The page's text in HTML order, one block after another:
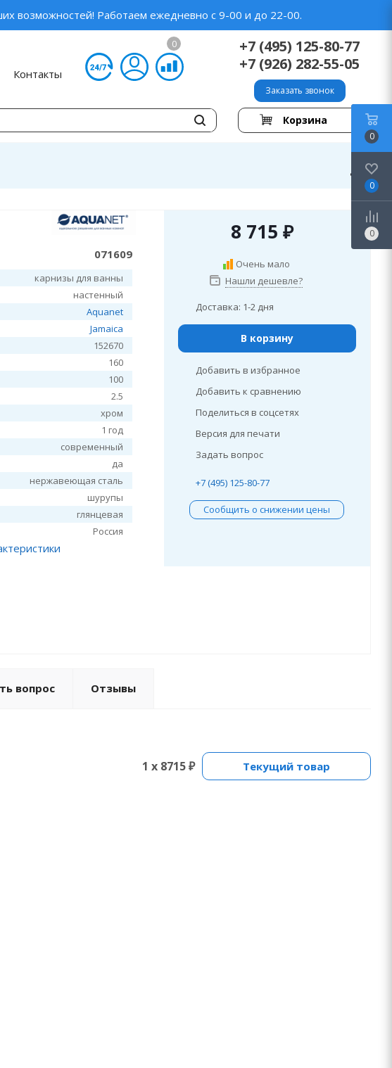
возможностей! Работаем ежедневно с 9-00 и до 22-00.
Контакты
0
+7 (495) 125-80-77
+7 (926) 282-55-05
Заказать звонок
Корзина
071609
карнизы для ванны
настенный
Aquanet
Jamaica
152670
160
100
2.5
хром
1 год
современный
да
нержавеющая сталь
шурупы
глянцевая
Россия
8 715 ₽
Очень мало
Нашли дешевле?
Доставка: 1-2 дня
В корзину
Добавить в избранное
Добавить к сравнению
Поделиться в соцсетях
Версия для печати
Задать вопрос
+7 (495) 125-80-77
Сообщить о снижении цены
вопрос Отзывы
1 x 8715 ₽ Текущий товар
0
0
0